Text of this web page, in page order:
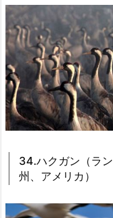
34.ハクガン（ラ
州、アメリカ）